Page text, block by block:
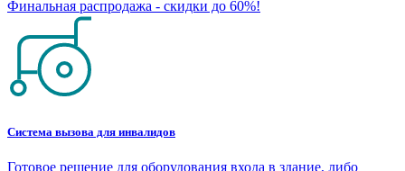
Финальная распродажа - скидки до 60%!
Система вызова для инвалидов
Готовое решение для оборудования входа в здание, либо